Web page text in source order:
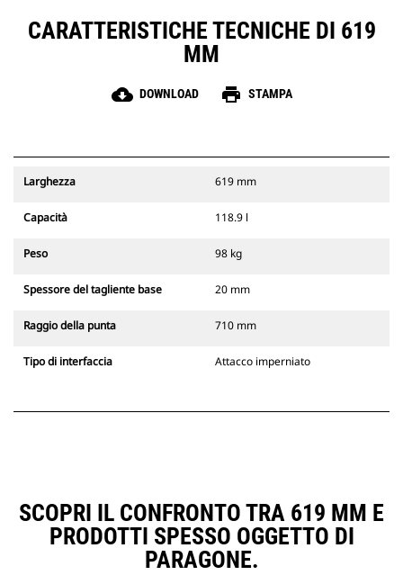
CARATTERISTICHE TECNICHE DI 619
MM
cloud_download DOWNLOAD print STAMPA
Larghezza 619 mm
Capacità 118.9 l
Peso 98 kg
Spessore del tagliente base 20 mm
Raggio della punta 710 mm
Tipo di interfaccia Attacco imperniato
SCOPRI IL CONFRONTO TRA 619 MM E
PRODOTTI SPESSO OGGETTO DI
PARAGONE.